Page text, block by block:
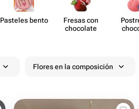
Pasteles bento
Fresas con
chocolate
Flores en la composición